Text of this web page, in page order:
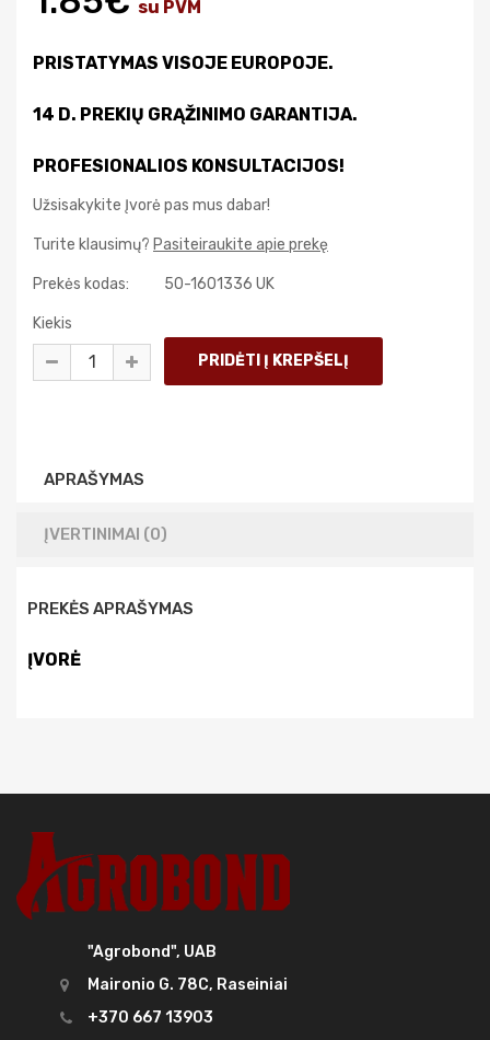
su PVM
PRISTATYMAS VISOJE EUROPOJE.
14 D. PREKIŲ GRĄŽINIMO GARANTIJA.
PROFESIONALIOS KONSULTACIJOS!
Užsisakykite Įvorė pas mus dabar!
Turite klausimų? Pasiteiraukite apie prekę
Prekės kodas: 50-1601336 UK
Kiekis
APRAŠYMAS
ĮVERTINIMAI (0)
PREKĖS APRAŠYMAS
ĮVORĖ
"Agrobond", UAB
Maironio G. 78C, Raseiniai
+370 667 13903